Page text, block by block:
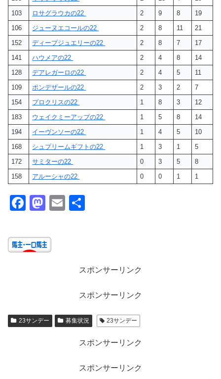
103
ロサグラウカの22 2 9 8
19
106
ジューヌエコールの22 2 8 11
21
152
ディープジュエリーの22 2 8 7
17
141
ハウメアの22 2 4 8
14
128
デアレガーロの22 2 4 5
11
109
ポンデザールの22 2 3 2
7
154
プロクリスの22 1 8 3
12
183
ウェイクミーアップの22 1 5 8
14
194
イーヴンソーの22 1 4 5
10
168
シュプリームギフトの22 1 3 1
5
172
サミターの22 0 3 5
8
158
アルーシャの22 0 0 1 1
F
c
e
k
M
st
o
E
スポンサーリンク
スポンサーリンク
23サンデー 募集状況 23サンデー
スポンサーリンク
スポンサーリンク